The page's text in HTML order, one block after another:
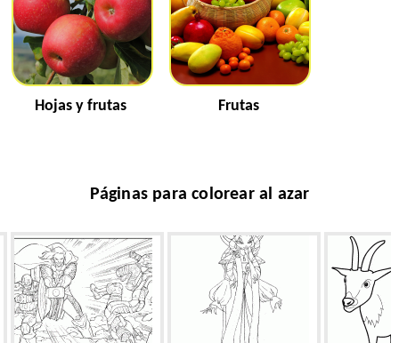
Hojas y frutas Frutas
Páginas para colorear al azar